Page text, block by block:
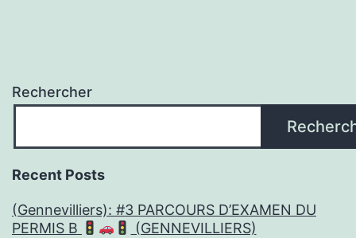
Rechercher
Recent Posts
(Gennevilliers): #3 PARCOURS D’EXAMEN DU
PERMIS B
(GENNEVILLIERS)